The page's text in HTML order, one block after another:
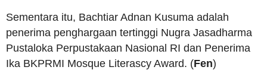
Sementara itu, Bachtiar Adnan Kusuma adalah
penerima penghargaan tertinggi Nugra Jasadharma
Pustaloka Perpustakaan Nasional RI dan Penerima
Ika BKPRMI Mosque Literascy Award. (Fen)